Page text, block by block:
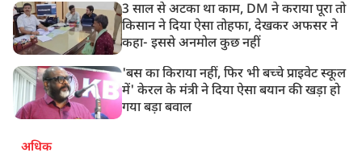
3 साल से अटका था काम, DM ने कराया पूरा तो
किसान ने दिया ऐसा तोहफा, देखकर अफसर ने
कहा- इससे अनमोल कुछ नहीं
'बस का किराया नहीं, फिर भी बच्चे प्राइवेट स्कूल
में' केरल के मंत्री ने दिया ऐसा बयान की खड़ा हो
गया बड़ा बवाल
अधिक